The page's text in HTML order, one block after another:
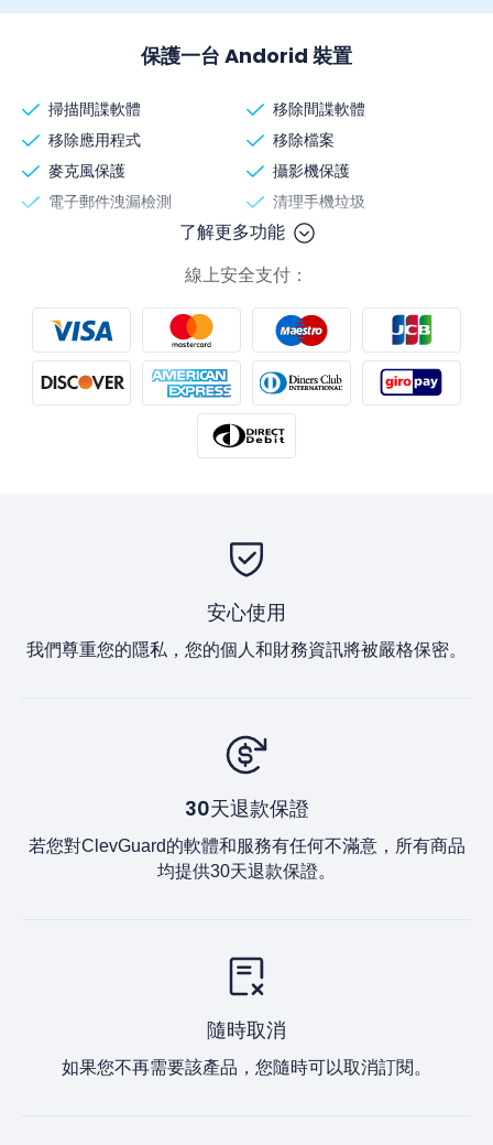
保護一台 Andorid 裝置
掃描間諜軟體
移除間諜軟體
移除應用程式
移除檔案
麥克風保護
攝影機保護
電子郵件洩漏檢測
清理手機垃圾
了解更多功能
線上安全支付：
安心使用
我們尊重您的隱私，您的個人和財務資訊將被嚴格保密。
30天退款保證
若您對ClevGuard的軟體和服務有任何不滿意，所有商品
均提供30天退款保證。
隨時取消
如果您不再需要該產品，您隨時可以取消訂閱。